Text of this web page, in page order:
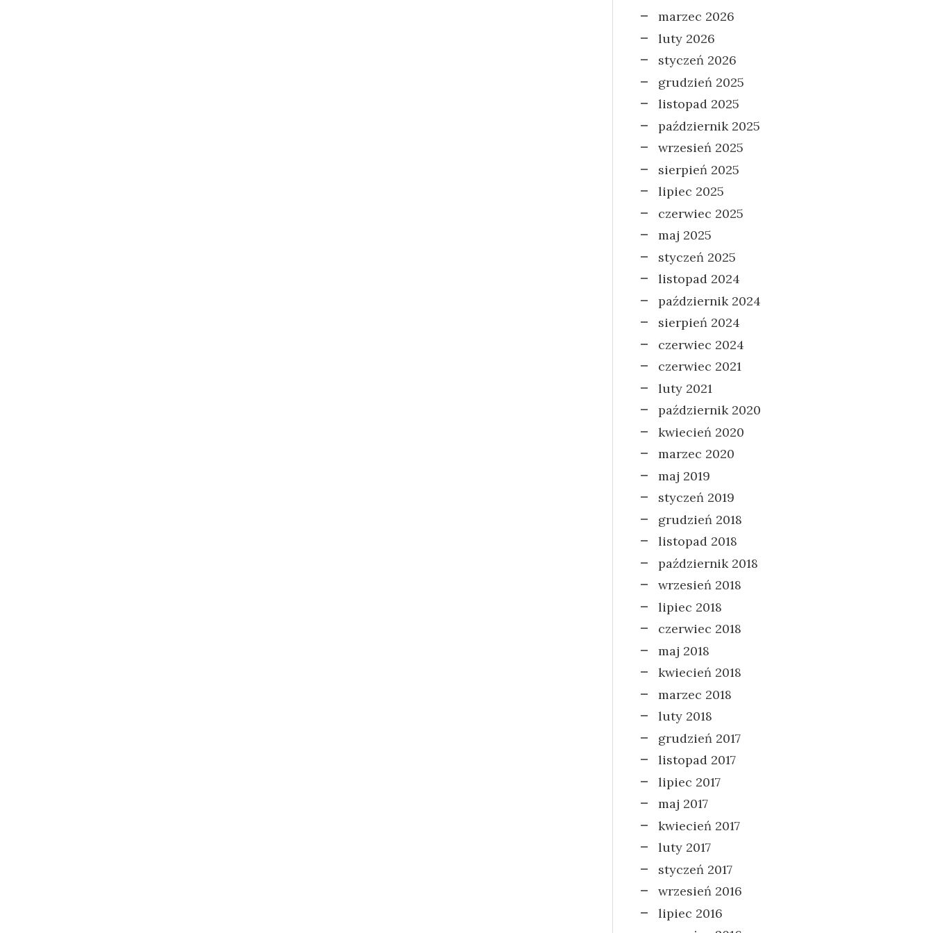
marzec 2026
luty 2026
styczeń 2026
grudzień 2025
listopad 2025
październik 2025
wrzesień 2025
sierpień 2025
lipiec 2025
czerwiec 2025
maj 2025
styczeń 2025
listopad 2024
październik 2024
sierpień 2024
czerwiec 2024
czerwiec 2021
luty 2021
październik 2020
kwiecień 2020
marzec 2020
maj 2019
styczeń 2019
grudzień 2018
listopad 2018
październik 2018
wrzesień 2018
lipiec 2018
czerwiec 2018
maj 2018
kwiecień 2018
marzec 2018
luty 2018
grudzień 2017
listopad 2017
lipiec 2017
maj 2017
kwiecień 2017
luty 2017
styczeń 2017
wrzesień 2016
lipiec 2016